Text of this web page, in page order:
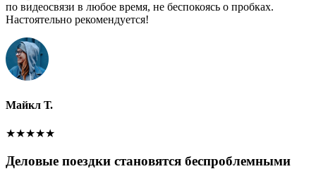
по видеосвязи в любое время, не беспокоясь о пробках.
Настоятельно рекомендуется!
Майкл Т.
★★★★★
Деловые поездки становятся беспроблемными